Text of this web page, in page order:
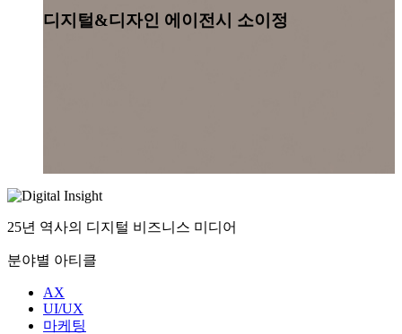
디지털&디자인 에이전시 소이정
25년 역사의 디지털 비즈니스 미디어
분야별 아티클
AX
UI/UX
마케팅